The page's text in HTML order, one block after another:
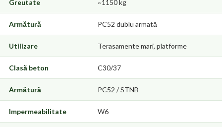
Greutate ~1150 kg
Armătură PC52 dublu armată
Utilizare Terasamente mari, platforme
Clasă beton C30/37
Armătură PC52 / STNB
Impermeabilitate W6